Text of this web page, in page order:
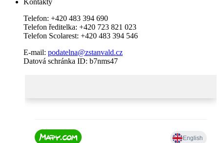
Kontakty
Telefon: +420 483 394 690
Telefon ředitelka: +420 723 821 023
Telefon Scolarest: +420 483 394 546
E-mail: podatelna@zstanvald.cz
Datová schránka ID: b7nms47